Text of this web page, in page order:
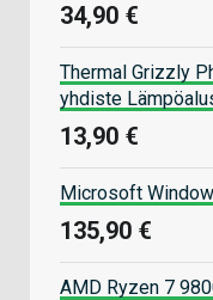
34,90 €
Thermal Grizzly
yhdiste
13,90 €
Microsoft
135,90 €
AMD Ryzen 7